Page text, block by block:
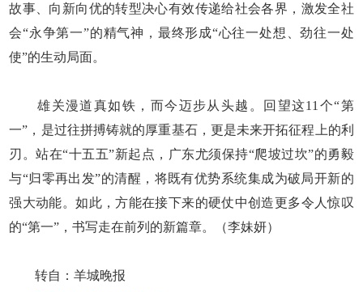
故事、向新向优的转型决心有效传递给社会各界，激发全社
会“永争第一”的精气神，最终形成“心往一处想、劲往一处
使”的生动局面。
雄关漫道真如铁，而今迈步从头越。回望这11个“第
一”，是过往拼搏铸就的厚重基石，更是未来开拓征程上的利
刃。站在“十五五”新起点，广东尤须保持“爬坡过坎”的勇毅
与“归零再出发”的清醒，将既有优势系统集成为破局开新的
强大动能。如此，方能在接下来的硬仗中创造更多令人惊叹
的“第一”，书写走在前列的新篇章。（李妹妍）
转自：羊城晚报